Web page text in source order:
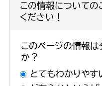
この情報についての
ください！
このページの情報
か？
とてもわかりやす